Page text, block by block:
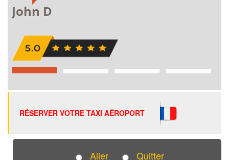
RÉSERVER VOTRE TAXI AÉROPORT
Aller Quitter